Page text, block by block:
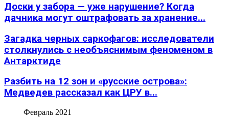
Доски у забора — уже нарушение? Когда
дачника могут оштрафовать за хранение...
Загадка черных саркофагов: исследователи
столкнулись с необъяснимым феноменом в
Антарктиде
Разбить на 12 зон и «русские острова»:
Медведев рассказал как ЦРУ в...
Февраль 2021